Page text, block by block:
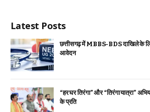
Latest Posts
छत्तीसगढ़ में MBBS-BDS दाखिले के
आवेदन
“हर घर तिरंगा” और “तिरंगा यात्रा”
के प्रति